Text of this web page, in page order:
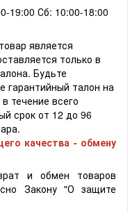
19:00 Сб: 10:00-18:00
является
только в
Будьте
гарантийный талон на
течение всего
срок от 12 до 96
качества - обмену
и обмен товаров
Закону "О защите